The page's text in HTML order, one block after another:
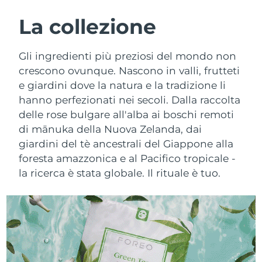
La collezione
Gli ingredienti più preziosi del mondo non
crescono ovunque. Nascono in valli, frutteti
e giardini dove la natura e la tradizione li
hanno perfezionati nei secoli. Dalla raccolta
delle rose bulgare all'alba ai boschi remoti
di mānuka della Nuova Zelanda, dai
giardini del tè ancestrali del Giappone alla
foresta amazzonica e al Pacifico tropicale -
la ricerca è stata globale. Il rituale è tuo.
Detersione viso
LUNA™ 4 pacchetto
Anti-aging massage
LUNA™ 4 Plus
Massage, LED heating
LUNA™ 4 Men
For men, anti-aging massage
Lifting viso
BEAR™ 2 pacchetto
Microcurrent toning
BEAR™ 2 go
Microcurrent toning on-the-go
BEAR™ 2 eyes & lips
Microcurrent line smoothing device
Idratazione
UFO™ 3 pacchetto
Deep facial hydration
UFO™ 3 LED
Near-infrared and red light therapy
device
Igiene orale
issa™ 4
Hybrid silicone sonic toothbrush
issa™ 4 plus
Smart hybrid silicone sonic toothbrush
TRATTAMENTI ANTI-AGE FAQ™
Anti-age Trattamenti LED
NEW
Austria
Belgio Consegna stimata8/10/26
Bermuda Consegna stimata8/16/26
Bosnia ed
Erzegovina
Consegna stimata
Brunei Consegna stimata
Bulgaria Consegna stimata8/10/26
Canada Consegna stimata8/14/26
Cile Consegna stimata8/14/26